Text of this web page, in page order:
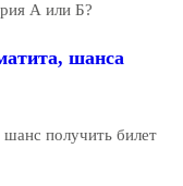
А или Б?
шанса
шанс получить билет